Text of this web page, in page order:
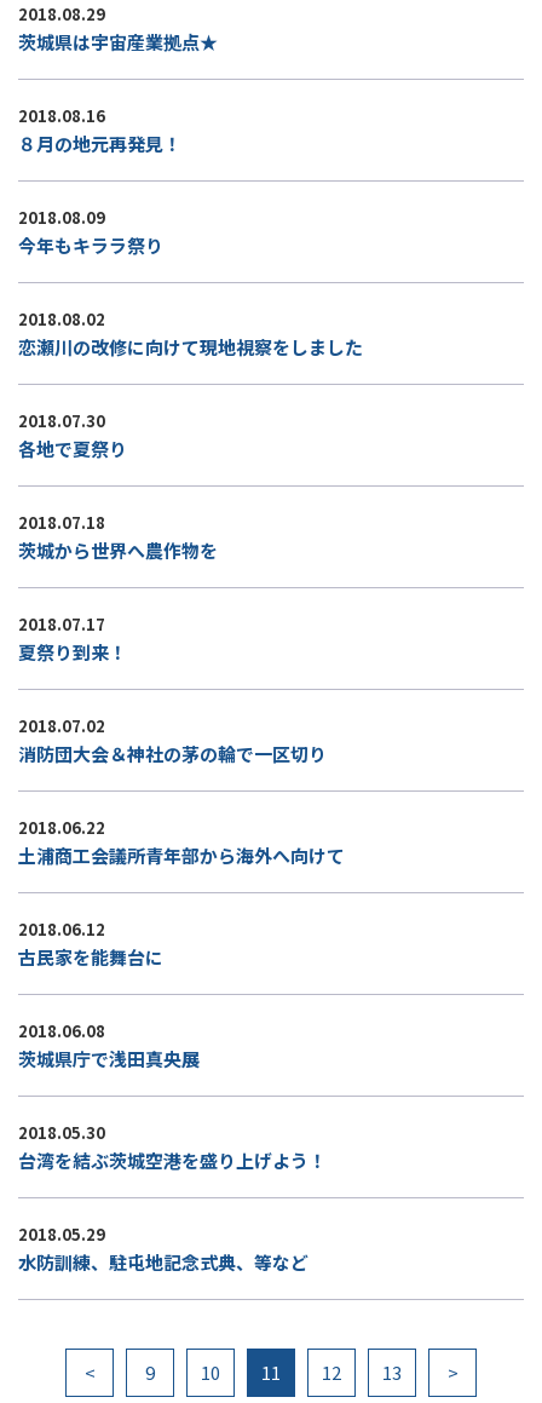
2018.08.29
茨城県は宇宙産業拠点★
2018.08.16
８月の地元再発見！
2018.08.09
今年もキララ祭り
2018.08.02
恋瀬川の改修に向けて現地視察をしました
2018.07.30
各地で夏祭り
2018.07.18
茨城から世界へ農作物を
2018.07.17
夏祭り到来！
2018.07.02
消防団大会＆神社の茅の輪で一区切り
2018.06.22
土浦商工会議所青年部から海外へ向けて
2018.06.12
古民家を能舞台に
2018.06.08
茨城県庁で浅田真央展
2018.05.30
台湾を結ぶ茨城空港を盛り上げよう！
2018.05.29
水防訓練、駐屯地記念式典、等など
< 9 10 11 12 13 >